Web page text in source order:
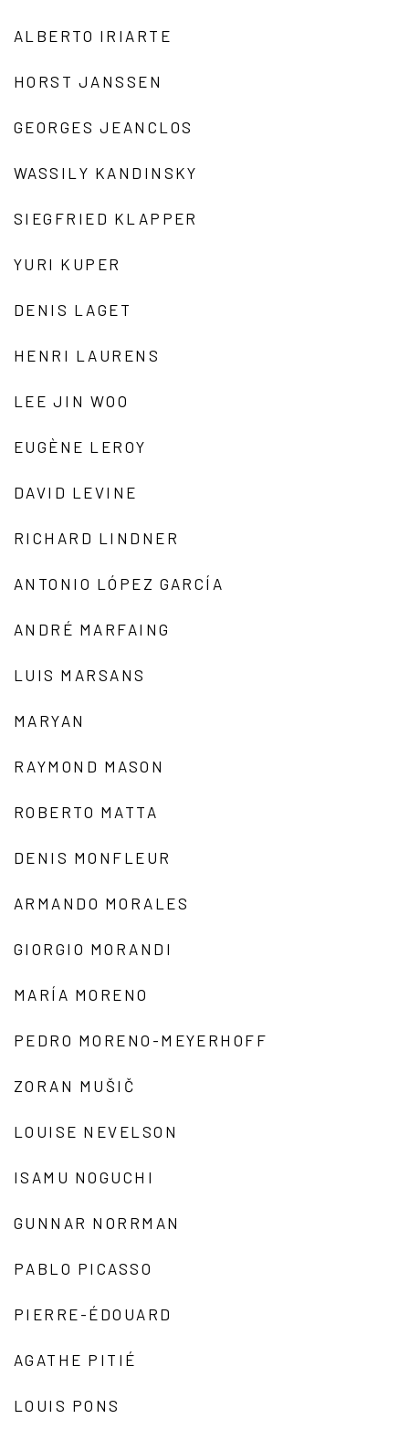
ALBERTO IRIARTE
HORST JANSSEN
GEORGES JEANCLOS
WASSILY KANDINSKY
SIEGFRIED KLAPPER
YURI KUPER
DENIS LAGET
HENRI LAURENS
LEE JIN WOO
EUGÈNE LEROY
DAVID LEVINE
RICHARD LINDNER
ANTONIO LÓPEZ GARCÍA
ANDRÉ MARFAING
LUIS MARSANS
MARYAN
RAYMOND MASON
ROBERTO MATTA
DENIS MONFLEUR
ARMANDO MORALES
GIORGIO MORANDI
MARÍA MORENO
PEDRO MORENO-MEYERHOFF
ZORAN MUŠIČ
LOUISE NEVELSON
ISAMU NOGUCHI
GUNNAR NORRMAN
PABLO PICASSO
PIERRE-ÉDOUARD
AGATHE PITIÉ
LOUIS PONS